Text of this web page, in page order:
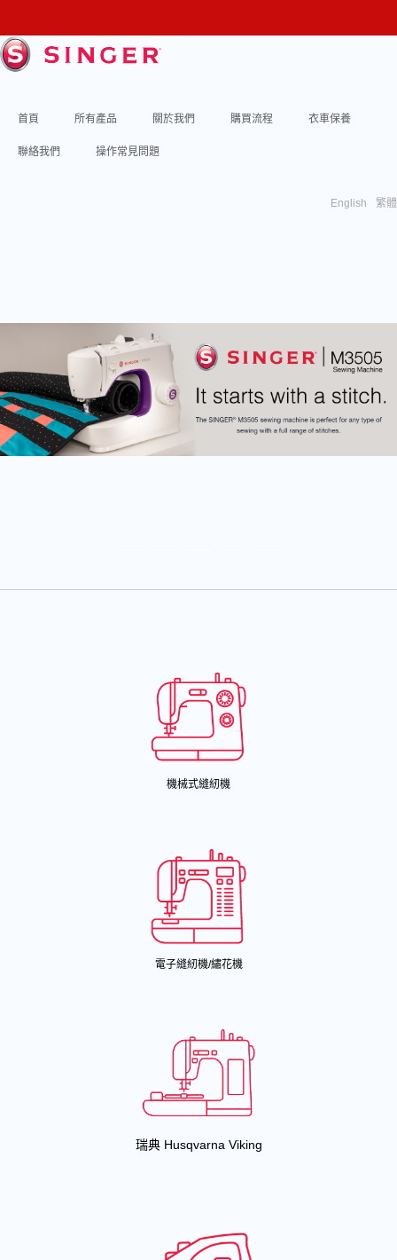
首頁 所有產品 關於我們 購買流程 衣車保養
聯絡我們 操作常見問題
English 繁體
機械式縫紉機
電子縫紉機/繡花機
瑞典 Husqvarna Viking